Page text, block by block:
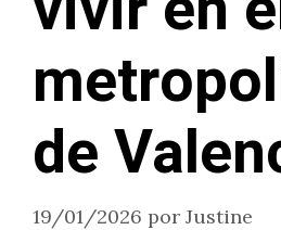
de
19/01/2026 por Justine